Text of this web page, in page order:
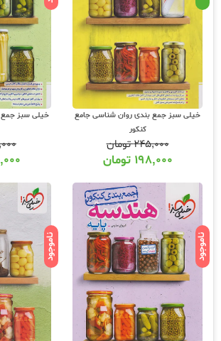
خیلی سبز جمع بندی روان شناسی جامع
کنکور
۲۴۵,۰۰۰تومان
۱۹۸,۰۰۰ تومان
خیلی سبز جمع
ناموجود ناموجود